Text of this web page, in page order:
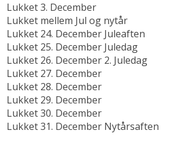
Lukket 3. December
Lukket mellem Jul og nytår
Lukket 24. December Juleaften
Lukket 25. December Juledag
Lukket 26. December 2. Juledag
Lukket 27. December
Lukket 28. December
Lukket 29. December
Lukket 30. December
Lukket 31. December Nytårsaften